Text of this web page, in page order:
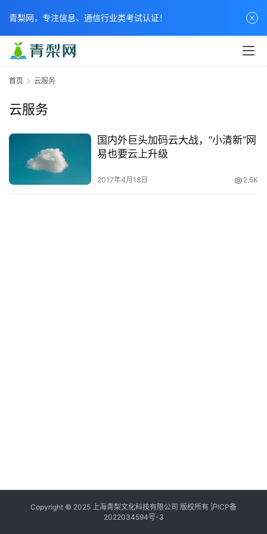
首页 云服务
云服务
国内外巨头加码云大战，“小清新”网
易也要云上升级
2017年4月18日 2.5K
Copyright © 2025 上海青梨文化科技有限公司 版权所有 沪ICP备
2022034594号-3
青梨网，专注信息、通信行业类考试认证！